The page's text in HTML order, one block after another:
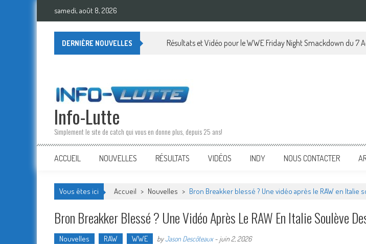
Skip
samedi, août 8, 2026
DERNIÈRE NOUVELLES Résultats et Vidéo pour le WWE Friday Night Smackdown du 7
Info-Lutte
Simplement le site de catch qui vous en donne plus, depuis 25 ans!
ACCUEIL NOUVELLES RÉSULTATS VIDÉOS INDY NOUS CONTACTER
Vous êtes ici Accueil > Nouvelles > Bron Breakker blessé ? Une vidéo après le RAW en Italie
Bron Breakker Blessé ? Une Vidéo Après Le RAW En Italie Soulève
Nouvelles RAW WWE byJason Descôteaux- juin 2, 2026